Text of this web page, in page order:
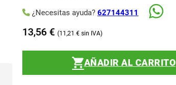
¿Necesitas ayuda? 627144311
13,56 € 11,21 €
AÑADIR AL CARRITO